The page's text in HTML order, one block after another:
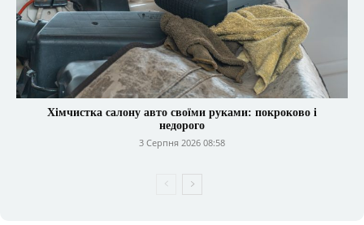
Хімчистка салону авто своїми руками: покроково і
недорого
3 Серпня 2026 08:58